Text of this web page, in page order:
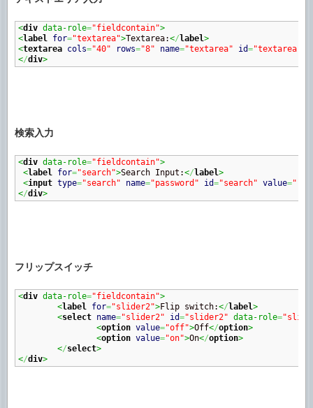
<div data-role="fieldcontain">
<label for="textarea">Textarea:</label>
<textarea cols="40" rows="8" name="textarea" id="textarea"
</div>
検索入力
<div data-role="fieldcontain">
<label for="search">Search Input:</label>
<input type="search" name="password" id="search" value=""
</div>
フリップスイッチ
<div data-role="fieldcontain">
<label for="slider2">Flip switch:</label>
<select name="slider2" id="slider2" data-role=
<option value="off">Off</option>
<option value="on">On</option>
</select>
</div>